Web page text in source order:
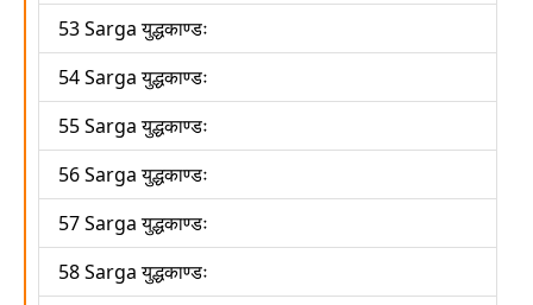
53 Sarga युद्धकाण्डः
54 Sarga युद्धकाण्डः
55 Sarga युद्धकाण्डः
56 Sarga युद्धकाण्डः
57 Sarga युद्धकाण्डः
58 Sarga युद्धकाण्डः